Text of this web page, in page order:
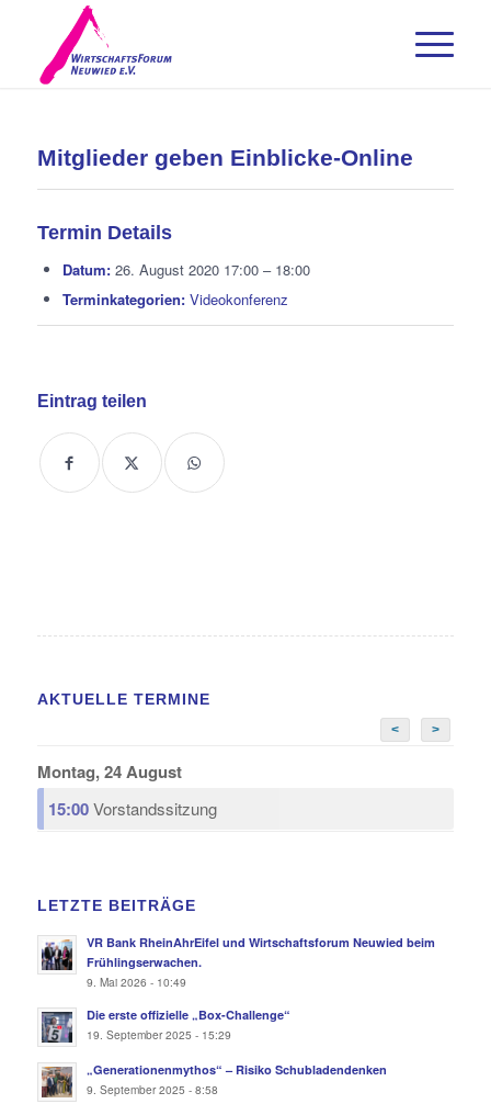
Mitglieder geben Einblicke-Online
Termin Details
Datum: 26. August 2020 17:00– 18:00
Terminkategorien: Videokonferenz
Eintrag teilen
AKTUELLE TERMINE
< >
Montag, 24 August
15:00Vorstandssitzung
LETZTE BEITRÄGE
VR Bank RheinAhrEifel und Wirtschaftsforum Neuwied beim
Frühlingserwachen.
9. Mai 2026 - 10:49
Die erste offizielle „Box-Challenge“
19. September 2025 - 15:29
„Generationenmythos“ – Risiko Schubladendenken
9. September 2025 - 8:58